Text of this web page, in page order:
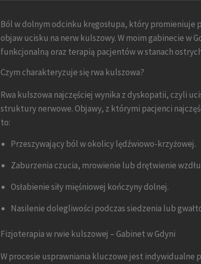
Ból w dolnym odcinku kręgosłupa, który promieniuje
objaw ucisku na nerw kulszowy. W moim gabinecie w
funkcjonalną oraz terapią pacjentów w stanach
Czym charakteryzuje się rwa kulszowa?
Rwa kulszowa najczęściej wynika z dyskopatii, czyli
struktury nerwowe. Objawy, z którymi pacjenci
to:
Przeszywający ból w okolicy lędźwiowo-krzyżowej.
Zaburzenia czucia, mrowienie lub drętwienie
Osłabienie siły mięśniowej kończyny dolnej.
Nasilenie dolegliwości podczas siedzenia lub
Fizjoterapia w rwie kulszowej – Gabinet w Gdyni
W procesie usprawniania kluczowe jest indywidualne